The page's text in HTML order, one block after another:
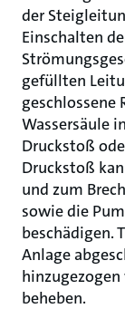
der
Einschalten
gefüllten
geschlossene
Wassersäule
Druckstoß
Druckstoß
und zum
sowie die
beschädigen.
Anlage
beheben.